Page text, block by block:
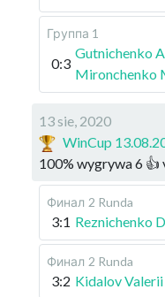
Группа 1
0:3
Gutnichenko
Mironchenko
13 sie, 2020
WinCup
100% wygrywa6 👍
Финал 2 Runda
3:1 Reznichenko
Финал 2 Runda
3:2 Kidalov Valerii